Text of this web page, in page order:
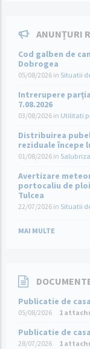
ANUNȚURI
Cod galben de
Dobrogea
05/08/2026 in Situatii
Intrerupere
7.08.2026
03/08/2026 in Utilitati
Distribuirea
reziduale începe
01/08/2026 in
Avertizare
portocaliu de
Tulcea
22/07/2026 in Situatii
MAI MULTE
Publicatie de
05/08/2026 1
Publicatie de
28/07/2026 1